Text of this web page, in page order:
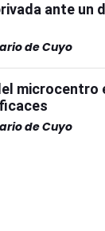
ante un
de Cuyo
microcentro
de Cuyo